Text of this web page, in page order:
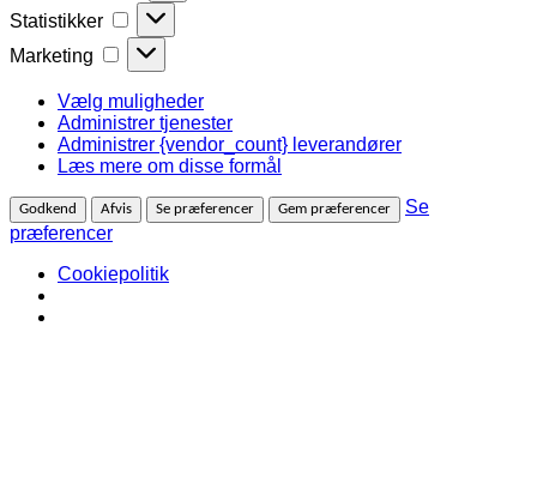
Statistikker Statistikker
Marketing Marketing
Vælg muligheder
Administrer tjenester
Administrer {vendor_count} leverandører
Læs mere om disse formål
Godkend Afvis Se præferencer Gem præferencer
Se
præferencer
Cookiepolitik